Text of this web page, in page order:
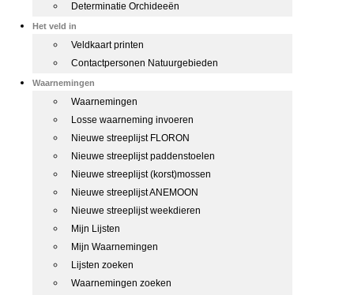
Determinatie Orchideeën
Het veld in
Veldkaart printen
Contactpersonen Natuurgebieden
Waarnemingen
Waarnemingen
Losse waarneming invoeren
Nieuwe streeplijst FLORON
Nieuwe streeplijst paddenstoelen
Nieuwe streeplijst (korst)mossen
Nieuwe streeplijst ANEMOON
Nieuwe streeplijst weekdieren
Mijn Lijsten
Mijn Waarnemingen
Lijsten zoeken
Waarnemingen zoeken